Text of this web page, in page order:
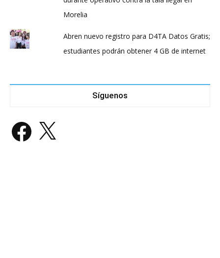
Morelia
Abren nuevo registro para D4TA Datos Gratis;
estudiantes podrán obtener 4 GB de internet
Síguenos
Facebook